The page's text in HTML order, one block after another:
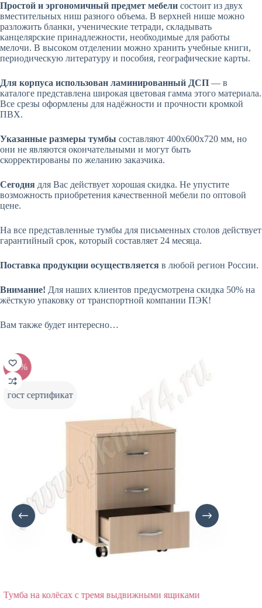
Простой и эргономичный предмет мебели состоит из двух
вместительных ниш разного объема. В верхней нише можно
разложить бланки, ученические тетради, складывать
канцелярские принадлежности, необходимые для работы
мелочи. В высоком отделении можно хранить учебные книги,
периодическую литературу и пособия, географические карты.
Для корпуса использован ламинированный ДСП — в
каталоге представлена широкая цветовая гамма этого материала.
Все срезы оформлены для надёжности и прочности кромкой
ПВХ.
Указанные размеры тумбы составляют 400х600х720 мм, но
они не являются окончательными и могут быть
скорректированы по желанию заказчика.
Сегодня для Вас действует хорошая скидка. Не упустите
возможность приобретения качественной мебели по оптовой
цене.
На все представленные тумбы для письменных столов действует
гарантийный срок, который составляет 24 месяца.
Поставка продукции осуществляется в любой регион России.
Внимание! Для наших клиентов предусмотрена скидка 50% на
жёсткую упаковку от транспортной компании ПЭК!
Вам также будет интересно…
-20%
гост сертификат
Тумба на колёсах с тремя выдвижными ящиками